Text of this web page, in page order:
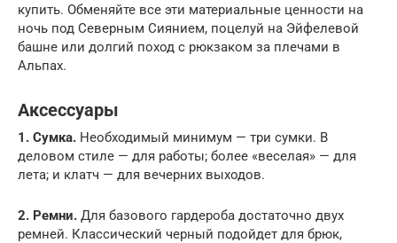
купить. Обменяйте все эти материальные ценности на
ночь под Северным Сиянием, поцелуй на Эйфелевой
башне или долгий поход с рюкзаком за плечами в
Альпах.
Аксессуары
1. Сумка. Необходимый минимум — три сумки. В
деловом стиле — для работы; более «веселая» — для
лета; и клатч — для вечерних выходов.
2. Ремни. Для базового гардероба достаточно двух
ремней. Классический черный подойдет для брюк,